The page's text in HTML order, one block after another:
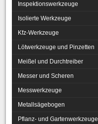
Inspektionswerkzeuge
Isolierte Werkzeuge
Kfz-Werkzeuge
Lötwerkzeuge und Pinzetten
Meißel und Durchtreiber
Messer und Scheren
Messwerkzeuge
Metallsägebogen
Pflanz- und Gartenwerkzeuge